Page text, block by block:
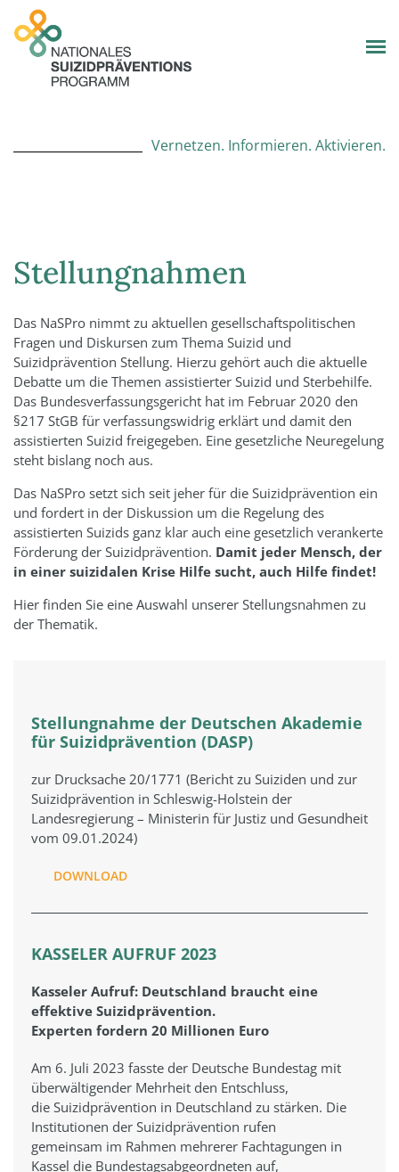
Vernetzen. Informieren. Aktivieren.
Stellungnahmen
Das NaSPro nimmt zu aktuellen gesellschaftspolitischen
Fragen und Diskursen zum Thema Suizid und
Suizidprävention Stellung. Hierzu gehört auch die aktuelle
Debatte um die Themen assistierter Suizid und Sterbehilfe.
Das Bundesverfassungsgericht hat im Februar 2020 den
§217 StGB für verfassungswidrig erklärt und damit den
assistierten Suizid freigegeben. Eine gesetzliche Neuregelung
steht bislang noch aus.
Das NaSPro setzt sich seit jeher für die Suizidprävention ein
und fordert in der Diskussion um die Regelung des
assistierten Suizids ganz klar auch eine gesetzlich verankerte
Förderung der Suizidprävention. Damit jeder Mensch, der
in einer suizidalen Krise Hilfe sucht, auch Hilfe findet!
Hier finden Sie eine Auswahl unserer Stellungsnahmen zu
der Thematik.
Stellungnahme der Deutschen Akademie
für Suizidprävention (DASP)
zur Drucksache 20/1771 (Bericht zu Suiziden und zur
Suizidprävention in Schleswig-Holstein der
Landesregierung – Ministerin für Justiz und Gesundheit
vom 09.01.2024)
DOWNLOAD
KASSELER AUFRUF 2023
Kasseler Aufruf: Deutschland braucht eine
effektive Suizidprävention.
Experten fordern 20 Millionen Euro
Am 6. Juli 2023 fasste der Deutsche Bundestag mit
überwältigender Mehrheit den Entschluss,
die Suizidprävention in Deutschland zu stärken. Die
Institutionen der Suizidprävention rufen
gemeinsam im Rahmen mehrerer Fachtagungen in
Kassel die Bundestagsabgeordneten auf,